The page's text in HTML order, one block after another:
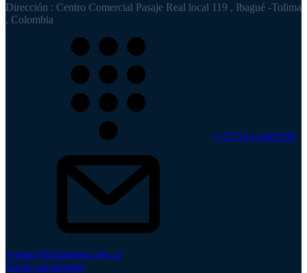
Dirección : Centro Comercial Pasaje Real local 119 , Ibagué -Tolima
, Colombia
(+57)314 4441056
ventas@digitalspace.net.co
Enviar un mensaje